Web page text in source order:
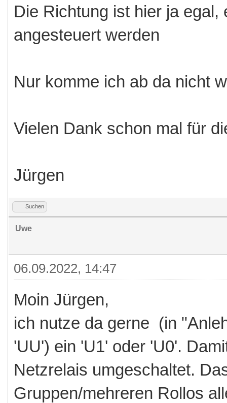
Die Richtung ist hier ja
angesteuert werden
Nur komme ich ab da nicht
Vielen Dank schon mal für
Jürgen
Suchen
Uwe
06.09.2022, 14:47
Moin Jürgen,
ich nutze da gerne (in
'UU') ein 'U1' oder 'U0'.
Netzrelais umgeschaltet.
Gruppen/mehreren Rollos